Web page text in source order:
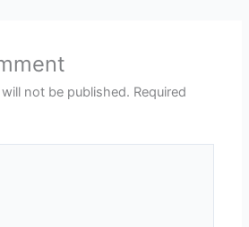
not be published. Required